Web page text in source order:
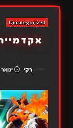
Uncategorized
רקי ינואר 31, 2023